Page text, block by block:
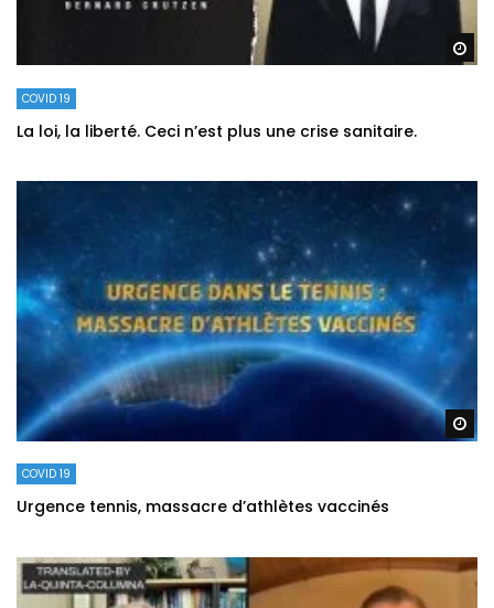
COVID 19
La loi, la liberté. Ceci n’est plus une crise sanitaire.
COVID 19
Urgence tennis, massacre d’athlètes vaccinés